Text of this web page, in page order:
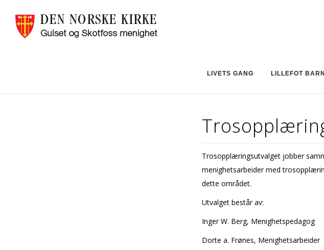
LIVETS GANG LILLEFOT
Trosopplæringsutvalget jobber
menighetsarbeider med
dette området.
Utvalget består av:
Inger W. Berg, Menighetspedagog
Dorte a. Frønes, Menighetsarbeider